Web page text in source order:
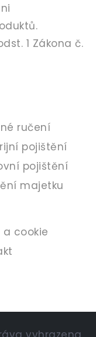
1 Zákona č.
ručení
pojištění
pojištění
majetku
a cookie